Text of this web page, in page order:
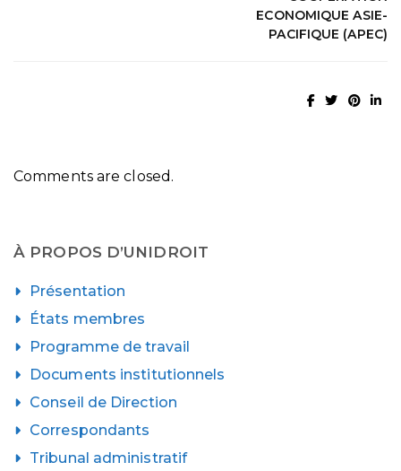
ECONOMIQUE ASIE-
PACIFIQUE (APEC)
Comments are closed.
À PROPOS D’UNIDROIT
Présentation
États membres
Programme de travail
Documents institutionnels
Conseil de Direction
Correspondants
Tribunal administratif